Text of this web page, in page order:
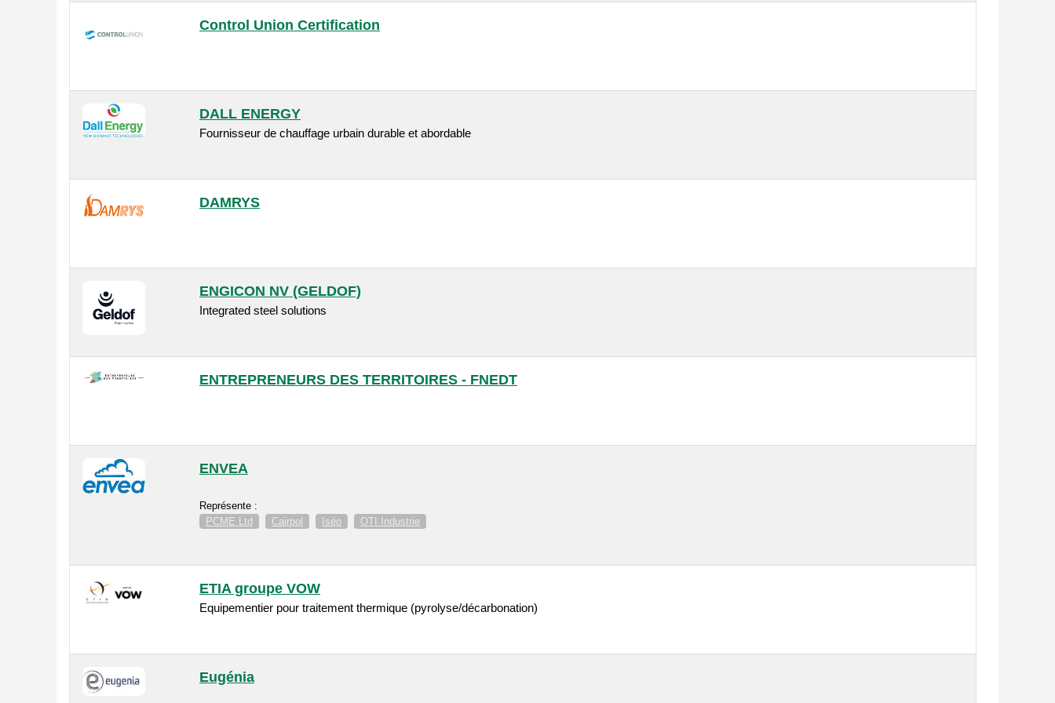
Control Union Certification
DALL ENERGY
Fournisseur de chauffage urbain durable et abordable
DAMRYS
ENGICON NV (GELDOF)
Integrated steel solutions
ENTREPRENEURS DES TERRITOIRES - FNEDT
ENVEA
Représente :
PCME Ltd
Cairpol Iséo OTI Industrie
ETIA groupe VOW
Equipementier pour traitement thermique (pyrolyse/décarbonation)
Eugénia